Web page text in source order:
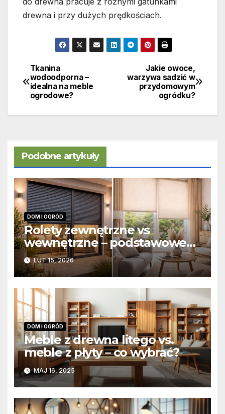
drewna i przy dużych prędkościach.
Nawigacja
wpisu
Jakie owoce,
warzywa sadzić w
przydomowym
ogródku?
Tkanina
wodoodporna –
idealna na meble
ogrodowe?
Podobne artykuły
DOM I OGRÓD
Rolety zewnętrzne vs
wewnętrzne – podstawowe
różnice konstrukcyjne i
funkcjonalne
LUT 15, 2026
DOM I OGRÓD
Meble z drewna litego vs.
meble z płyty – co wybrać?
MAJ 16, 2025